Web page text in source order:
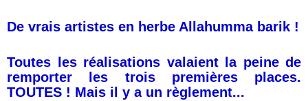
De vrais artistes en herbe Allahumma barik !
Toutes les réalisations valaient la peine de
remporter les trois premières places.
TOUTES ! Mais il y a un règlement...